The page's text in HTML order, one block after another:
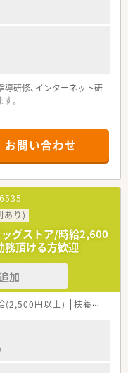
研修、インターネット研
。
お問い合わせ
あり)
ッグストア/時給2,600
頂ける方歓迎
加
(2,500円以上) 扶養内勤務OK